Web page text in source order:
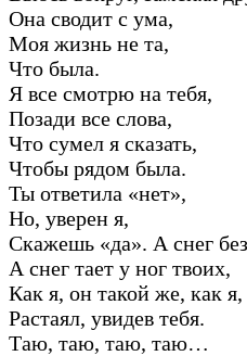
Она сводит с ума,
Моя жизнь не та,
Что была.
Я все смотрю на тебя,
Позади все слова,
Что сумел я сказать,
Чтобы рядом была.
Ты ответила «нет»,
Но, уверен я,
Скажешь «да». А снег
А снег тает у ног твоих,
Как я, он такой же, как я,
Растаял, увидев тебя.
Таю, таю, таю, таю…